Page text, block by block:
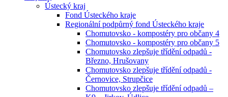
Ústecký kraj
Fond Ústeckého kraje
Regionální podpůrný fond Ústeckého kraje
Chomutovsko - kompostéry pro občany 4
Chomutovsko - kompostéry pro občany 5
Chomutovsko zlepšuje třídění odpadů -
Březno, Hrušovany
Chomutovsko zlepšuje třídění odpadů -
Černovice, Strupčice
Chomutovsko zlepšuje třídění odpadů –